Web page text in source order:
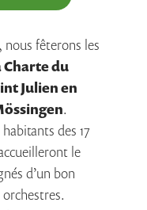
, nous fêterons les
Charte du
Julien en
.
des 17
le
d’un bon